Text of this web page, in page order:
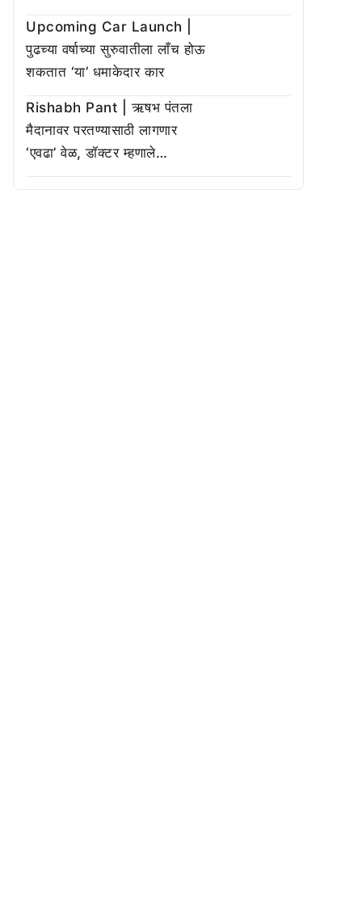
Upcoming Car Launch |
पुढच्या वर्षाच्या सुरुवातीला लाँच होऊ
शकतात ‘या’ धमाकेदार कार
Rishabh Pant | ऋषभ पंतला
मैदानावर परतण्यासाठी लागणार
‘एवढा’ वेळ, डॉक्टर म्हणाले…